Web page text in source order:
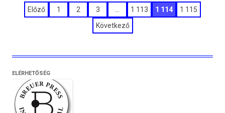
Bejegyzések
Előző 1 2 3 1 113 1 114
1 115
Következő
ELÉRHETŐSÉG